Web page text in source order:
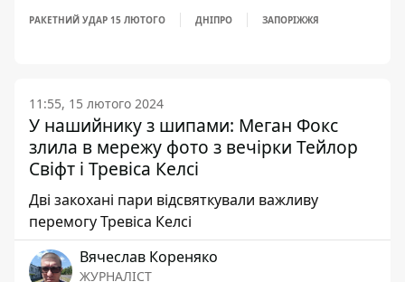
РАКЕТНИЙ УДАР 15 ЛЮТОГО ДНІПРО ЗАПОРІЖЖЯ
11:55, 15 лютого 2024
У нашийнику з шипами: Меган Фокс
злила в мережу фото з вечірки Тейлор
Свіфт і Тревіса Келсі
Дві закохані пари відсвяткували важливу
перемогу Тревіса Келсі
Вячеслав Кореняко
ЖУРНАЛІСТ